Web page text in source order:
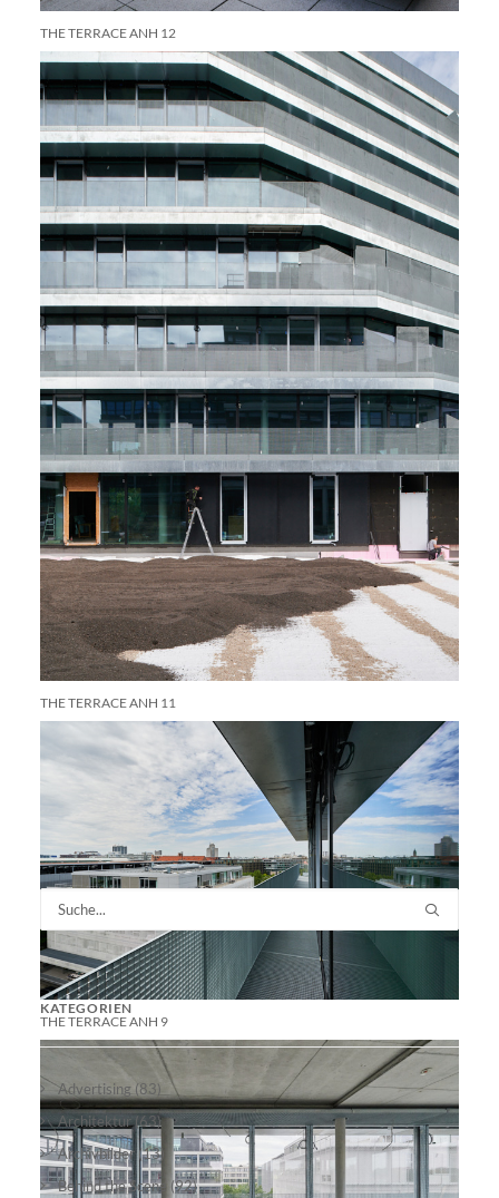
THE TERRACE ANH 12
THE TERRACE ANH 11
THE TERRACE ANH 9
KATEGORIEN
Advertising (83)
Architektur(63)
Archivbilder (13)
Behind the Scene (92)